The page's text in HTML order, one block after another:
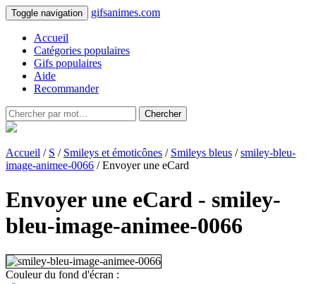
Toggle navigation gifsanimes.com
Accueil
Catégories populaires
Gifs populaires
Aide
Recommander
Chercher
Accueil / S / Smileys et émoticônes / Smileys bleus /smiley-bleu-
image-animee-0066 / Envoyer une eCard
Envoyer une eCard - smiley-
bleu-image-animee-0066
Couleur du fond d'écran :